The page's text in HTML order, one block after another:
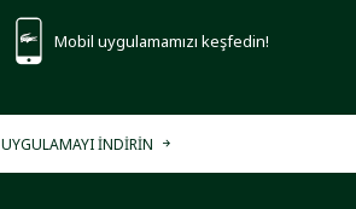
Mobil uygulamamızı keşfedin!
UYGULAMAYI İNDİRİN